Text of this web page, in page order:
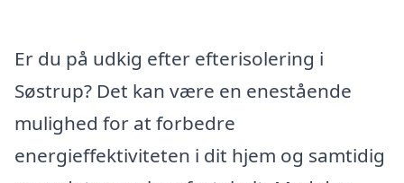
Er du på udkig efter efterisolering i
Søstrup? Det kan være en enestående
mulighed for at forbedre
energieffektiviteten i dit hjem og samtidig